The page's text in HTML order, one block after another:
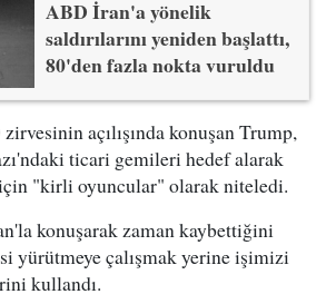
ABD İran'a yönelik
saldırılarını yeniden başlattı,
80'den fazla nokta vuruldu
açılışında konuşan Trump,
ticari gemileri hedef alarak
"kirli oyuncular" olarak niteledi.
konuşarak zaman kaybettiğini
yürütmeye çalışmak yerine işimizi
kullandı.